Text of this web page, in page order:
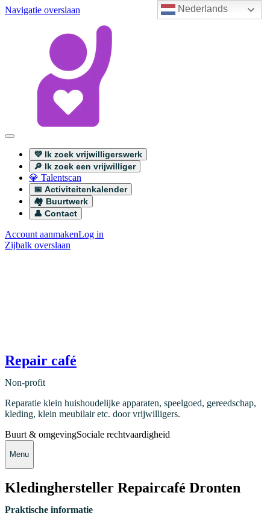
Nederlands
Navigatie overslaan
💜 Ik zoek vrijwilligerswerk
🔎 Ik zoek een vrijwilliger
💎 Talentscan
📅 Activiteitenkalender
🏘️ Buurtwerk
👤 Contact
Account aanmakenLog in
Zijbalk overslaan
Repair café
Non-profit
Reparatie klein huishoudelijke apparaten, speelgoed, gereedschap,
kleding, klein meubilair etc. door vrijwilligers.
Buurt & omgevingSociale rechtvaardigheid
Menu
Kledinghersteller Repaircafé Dronten
Praktische informatie